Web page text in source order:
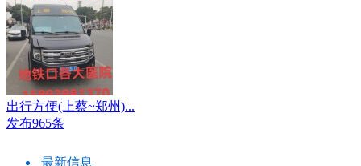
出行方便(上蔡~郑州)...
发布965条
最新信息